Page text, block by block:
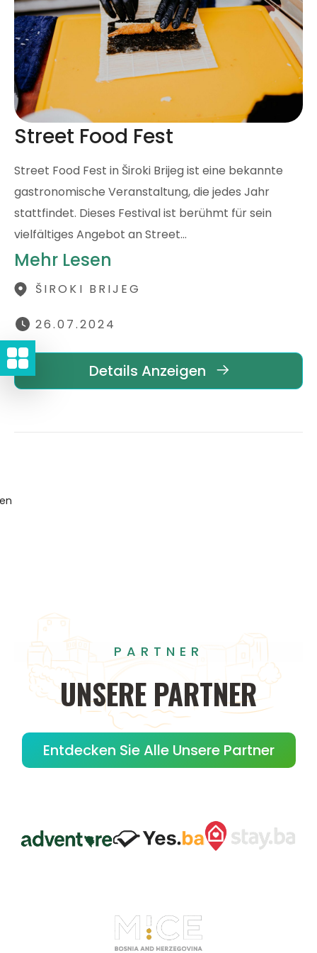
Street Food Fest
Street Food Fest in Široki Brijeg ist eine bekannte
gastronomische Veranstaltung, die jedes Jahr
stattfindet. Dieses Festival ist berühmt für sein
vielfältiges Angebot an Street…
Mehr Lesen
ŠIROKI BRIJEG
26.07.2024
Details Anzeigen
PARTNER
UNSERE PARTNER
Entdecken Sie Alle Unsere Partner